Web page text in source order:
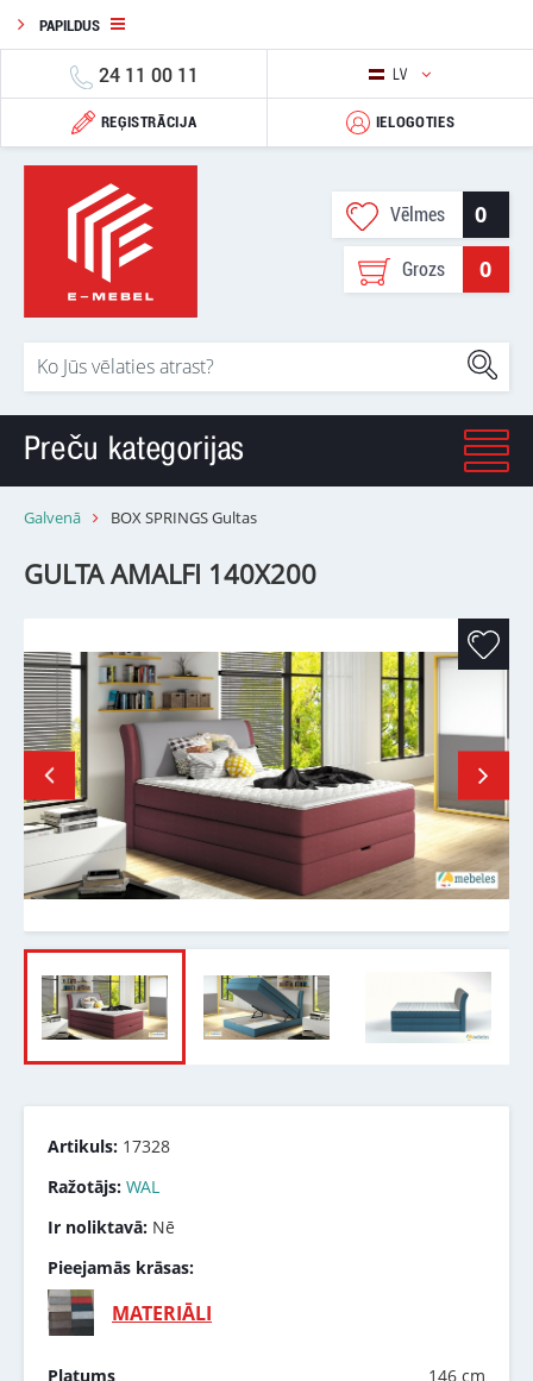
PAPILDUS
24 11 00 11 LV
REĢISTRĀCIJA IELOGOTIES
Vēlmes 0
Grozs 0
Preču kategorijas
Galvenā BOX SPRINGS Gultas
GULTA AMALFI 140X200
Artikuls: 17328
Ražotājs: WAL
Ir noliktavā: Nē
Pieejamās krāsas:
MATERIĀLI
Platums
146 cm